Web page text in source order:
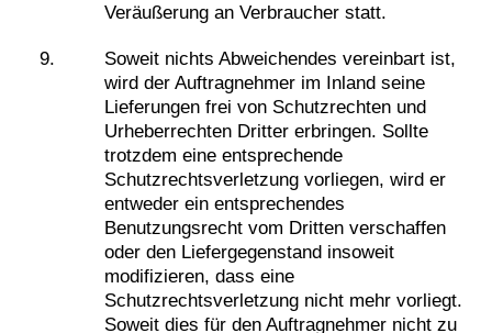
Veräußerung an Verbraucher statt.
Soweit nichts Abweichendes vereinbart ist,
wird der Auftragnehmer im Inland seine
Lieferungen frei von Schutzrechten und
Urheberrechten Dritter erbringen. Sollte
trotzdem eine entsprechende
Schutzrechtsverletzung vorliegen, wird er
entweder ein entsprechendes
Benutzungsrecht vom Dritten verschaffen
oder den Liefergegenstand insoweit
modifizieren, dass eine
Schutzrechtsverletzung nicht mehr vorliegt.
Soweit dies für den Auftragnehmer nicht zu